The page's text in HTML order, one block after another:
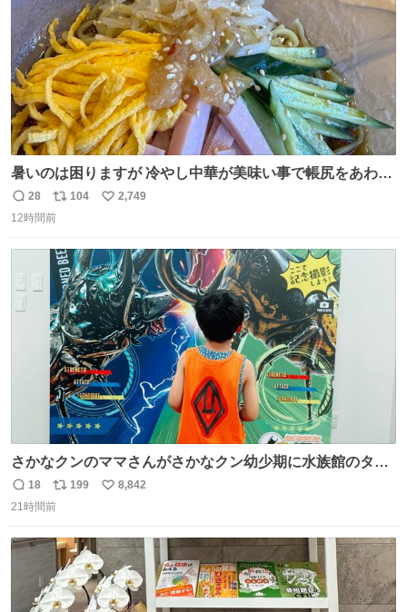
暑いのは困りますが 冷やし中華が美味い事で帳尻をあわせ
てます。
返
信
28
リ
ポ
ト
数
104
い
数
2,749
12時間前
さかなクンのママさんがさかなクン幼少期に水族館のタコ
水槽の前で1時間以上粘る彼に付き合ったらしいけれど、
先日昆虫博でカブトムシを触り続ける息子に5時間付き合
返
信
18
リ
ポ
ト
数
199
い
数
8,842
21時間前